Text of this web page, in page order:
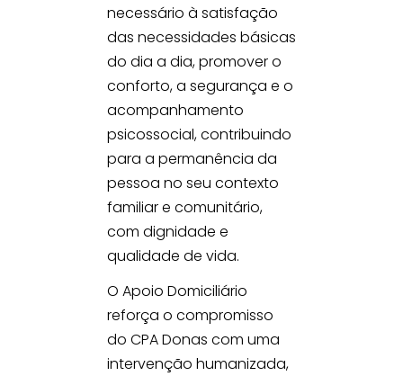
necessário à satisfação
das necessidades básicas
do dia a dia, promover o
conforto, a segurança e o
acompanhamento
psicossocial, contribuindo
para a permanência da
pessoa no seu contexto
familiar e comunitário,
com dignidade e
qualidade de vida.
O Apoio Domiciliário
reforça o compromisso
do CPA Donas com uma
intervenção humanizada,